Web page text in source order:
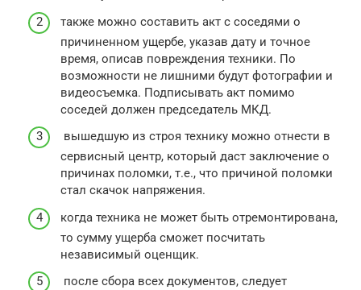
также можно составить акт с соседями о
причиненном ущербе, указав дату и точное
время, описав повреждения техники. По
возможности не лишними будут фотографии и
видеосъемка. Подписывать акт помимо
соседей должен председатель МКД.
вышедшую из строя технику можно отнести в
сервисный центр, который даст заключение о
причинах поломки, т.е., что причиной поломки
стал скачок напряжения.
когда техника не может быть отремонтирована,
то сумму ущерба сможет посчитать
независимый оценщик.
после сбора всех документов, следует